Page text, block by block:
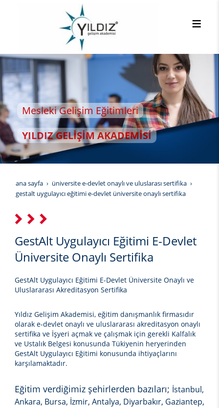
Gelişim Eğitimleri
GELİŞİM AKADEMİSİ
ana sayfa
üniversite e-devlet onaylı ve uluslarası sertifika
gestalt uygulayıcı eğitimi e-devlet üniversite onaylı sertifika
GestAlt Uygulayıcı Eğitimi E-Devlet
Üniversite Onaylı Sertifika
GestAlt Uygulayıcı Eğitimi E-Devlet Üniversite Onaylı ve
Uluslararası Akreditasyon Sertifika
Yıldız Gelişim Akademisi, eğitim danışmanlık firmasıdır
olarak e-devlet onaylı ve uluslararası akreditasyon onaylı
sertifika ve İşyeri açmak ve çalışmak için gerekli Kalfalık
ve Ustalık Belgesi konusunda Tükiyenin heryerinden
GestAlt Uygulayıcı Eğitimi konusunda ihtiyaçlarını
karşılamaktadır.
Eğitim verdiğimiz şehirlerden bazıları; İstanbul,
Ankara, Bursa, İzmir, Antalya, Diyarbakır, Gaziantep,